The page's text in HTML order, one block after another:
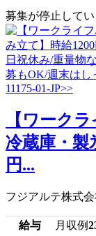
募集が停止して
【ワーク
冷蔵庫・製
円...
フジアルテ株式
給与 月収例